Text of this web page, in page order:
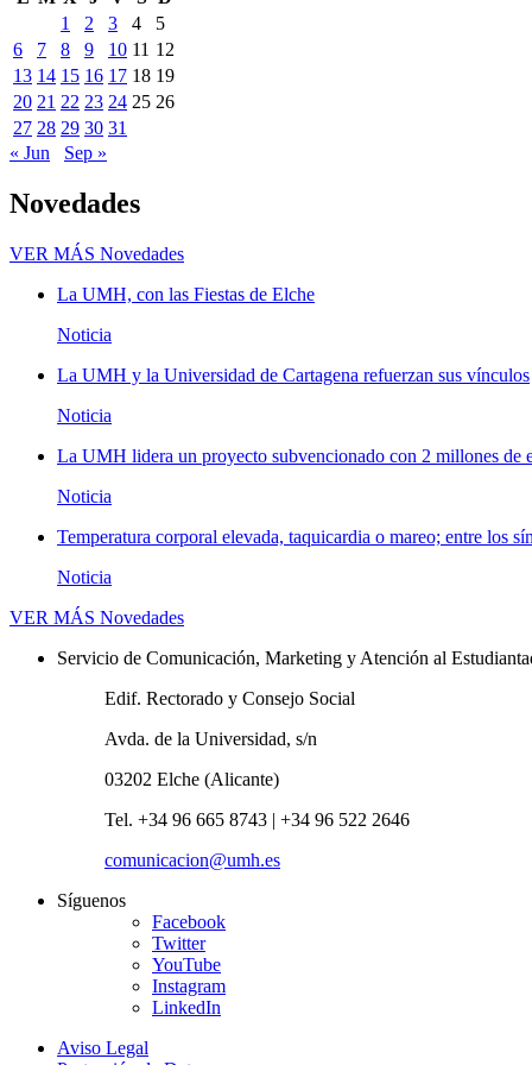
1
2 3 4
5
6
7 8 9 10 11 12
13 14 15 16 17 18 19
20 21 22 23 24 25 26
27 28 29 30 31
« Jun
Sep »
Novedades
VER MÁS Novedades
La UMH, con las Fiestas de Elche
Noticia
La UMH y la Universidad de Cartagena refuerzan sus vínculos
Noticia
La UMH lidera un proyecto subvencionado con 2 millones de
Noticia
Temperatura corporal elevada, taquicardia o mareo; entre los
Noticia
VER MÁS Novedades
Servicio de Comunicación, Marketing y Atención al
Edif. Rectorado y Consejo Social
Avda. de la Universidad, s/n
03202 Elche (Alicante)
Tel. +34 96 665 8743 | +34 96 522 2646
comunicacion@umh.es
Síguenos
Facebook
Twitter
YouTube
Instagram
LinkedIn
Aviso Legal